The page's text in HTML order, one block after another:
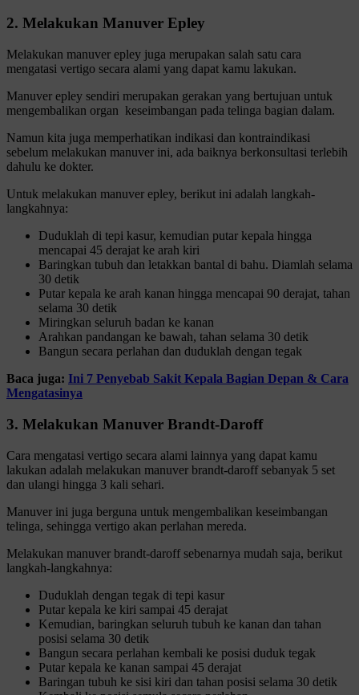
2. Melakukan Manuver Epley
Melakukan manuver epley juga merupakan salah satu cara
mengatasi vertigo secara alami yang dapat kamu lakukan.
Manuver epley sendiri merupakan gerakan yang bertujuan untuk
mengembalikan organ keseimbangan pada telinga bagian dalam.
Namun kita juga memperhatikan indikasi dan kontraindikasi
sebelum melakukan manuver ini, ada baiknya berkonsultasi terlebih
dahulu ke dokter.
Untuk melakukan manuver epley, berikut ini adalah langkah-
langkahnya:
Duduklah di tepi kasur, kemudian putar kepala hingga
mencapai 45 derajat ke arah kiri
Baringkan tubuh dan letakkan bantal di bahu. Diamlah selama
30 detik
Putar kepala ke arah kanan hingga mencapai 90 derajat, tahan
selama 30 detik
Miringkan seluruh badan ke kanan
Arahkan pandangan ke bawah, tahan selama 30 detik
Bangun secara perlahan dan duduklah dengan tegak
Baca juga: Ini 7 Penyebab Sakit Kepala Bagian Depan & Cara
Mengatasinya
3. Melakukan Manuver Brandt-Daroff
Cara mengatasi vertigo secara alami lainnya yang dapat kamu
lakukan adalah melakukan manuver brandt-daroff sebanyak 5 set
dan ulangi hingga 3 kali sehari.
Manuver ini juga berguna untuk mengembalikan keseimbangan
telinga, sehingga vertigo akan perlahan mereda.
Melakukan manuver brandt-daroff sebenarnya mudah saja, berikut
langkah-langkahnya:
Duduklah dengan tegak di tepi kasur
Putar kepala ke kiri sampai 45 derajat
Kemudian, baringkan seluruh tubuh ke kanan dan tahan
posisi selama 30 detik
Bangun secara perlahan kembali ke posisi duduk tegak
Putar kepala ke kanan sampai 45 derajat
Baringan tubuh ke sisi kiri dan tahan posisi selama 30 detik